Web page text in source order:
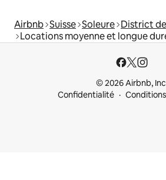
Airbnb Suisse Soleure District
Locations moyenne et longue
© 2026 Airbnb,
Confidentialité